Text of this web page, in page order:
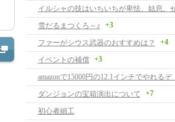
イルシャの技はいちいちが卑怯、姑息、
雪だるまつくろ～♪
+3
ファーがシウス武器のおすすめは？ +4
イベントの補償 +3
amazonで15000円の12.1インチでやれるぞ
ダンジョンの宝箱演出について
+7
初心者細工